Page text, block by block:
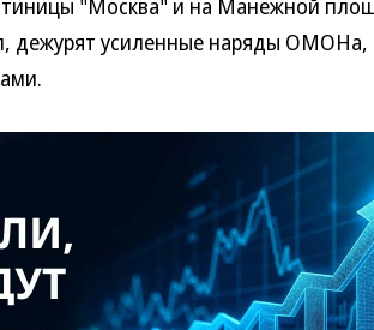
"Москва" и на Манежной
дежурят усиленные наряды ОМОНа,